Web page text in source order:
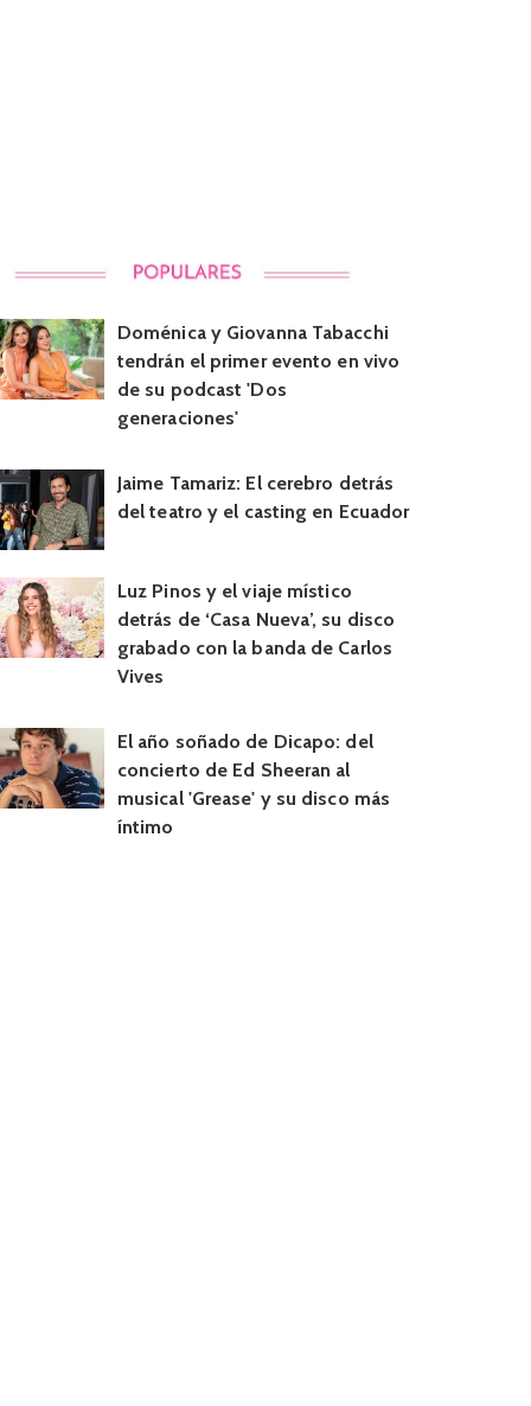
Doménica y Giovanna Tabacchi
tendrán el primer evento en vivo
de su podcast 'Dos
generaciones'
Jaime Tamariz: El cerebro detrás
del teatro y el casting en Ecuador
Luz Pinos y el viaje místico
detrás de ‘Casa Nueva’, su disco
grabado con la banda de Carlos
Vives
El año soñado de Dicapo: del
concierto de Ed Sheeran al
musical 'Grease' y su disco más
íntimo